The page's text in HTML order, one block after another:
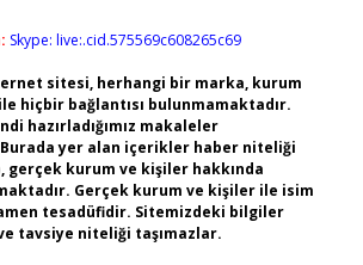
Skype: live:.cid.575569c608265c69
sitesi, herhangi bir marka, kurum
hiçbir bağlantısı bulunmamaktadır.
hazırladığımız makaleler
Burada yer alan içerikler haber niteliği
gerçek kurum ve kişiler hakkında
Gerçek kurum ve kişiler ile isim
tesadüfidir. Sitemizdeki bilgiler
tavsiye niteliği taşımazlar.